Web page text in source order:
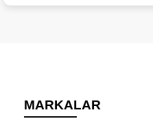
MARKALAR